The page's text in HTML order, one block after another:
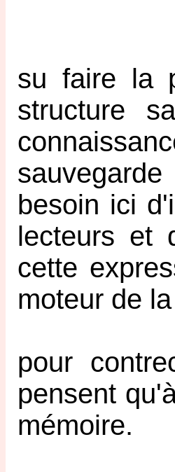
Tout au
su faire la
structure
besoin ici
lecteurs et
cette
moteur de
Internet
pour
pensent
mémoire.